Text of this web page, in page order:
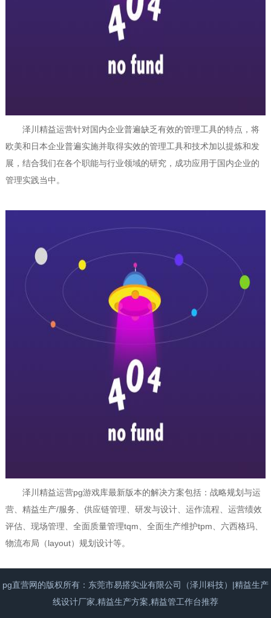
泽川精益运营针对国内企业普遍缺乏有效的管理工具的特点，将
欧美和日本企业普遍实施并取得实效的管理工具和技术加以提炼和发
展，结合我们在各个职能与行业领域的研究，成功应用于国内企业的
管理实践当中。
泽川精益运营pg游戏库最新版本的解决方案包括：战略规划与运
营、精益生产/服务、供应链管理、研发与设计、运作流程、运营绩效
评估、现场管理、全面质量管理tqm、全面生产维护tpm、六西格玛、
物流布局（layout）规划设计等。
pg直营网的版权所有：东莞市易搭实业有限公司（泽川科技）|精益生产
线设计厂家,精益生产方案,精益管工作台推荐